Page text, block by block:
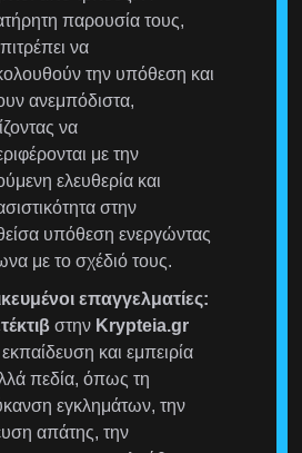
παρουσία τους,
να
την υπόθεση και
ανεμπόδιστα,
να
με την
ελευθερία και
στην
υπόθεση ενεργώντας
με το σχέδιό τους.
επαγγελματίες:
στην Krypteia.gr
και εμπειρία
πεδία, όπως τη
εγκλημάτων, την
απάτης, την